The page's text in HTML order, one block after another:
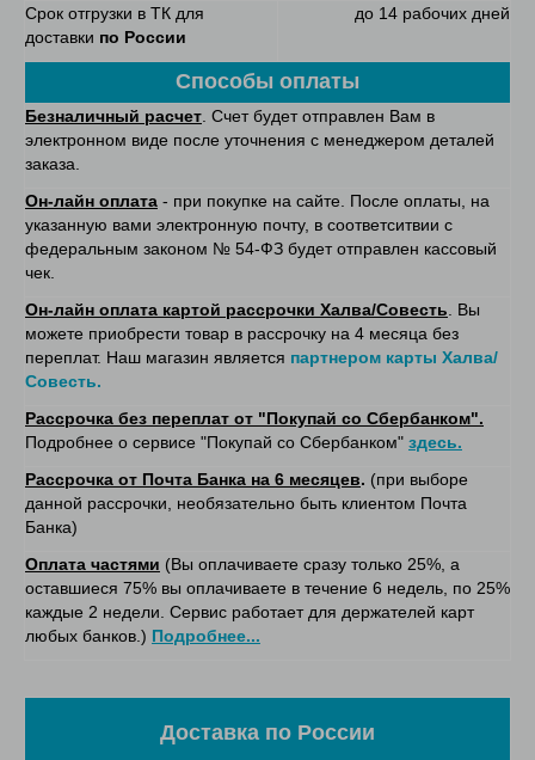
Срок отгрузки в ТК для
доставки по России
до 14 рабочих дней
Способы оплаты
Безналичный расчет. Счет будет отправлен Вам в
электронном виде после уточнения с менеджером деталей
заказа.
Он-лайн оплата - при покупке на сайте. После оплаты, на
указанную вами электронную почту, в соответситвии с
федеральным законом № 54-ФЗ будет отправлен кассовый
чек.
Он-лайн оплата картой рассрочки Халва/Совесть. Вы
можете приобрести товар в рассрочку на 4 месяца без
переплат. Наш магазин является партнером карты Халва/
Совесть.
Рассрочка без переплат от "Покупай со Сбербанком".
Подробнее о сервисе "Покупай со Сбербанком" здесь.
Рассрочка от Почта Банка на 6 месяцев. (при выборе
данной рассрочки, необязательно быть клиентом Почта
Банка)
Оплата частями (Вы оплачиваете сразу только 25%, а
оставшиеся 75% вы оплачиваете в течение 6 недель, по 25%
каждые 2 недели. Сервис работает для держателей карт
любых банков.) Подробнее...
Доставка по России